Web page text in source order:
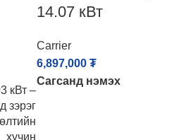
кВт –
зэрэг
хүчин
14.07 кВт
Carrier
6,897,000 ₮
Сагсанд нэмэх